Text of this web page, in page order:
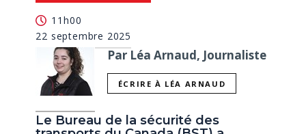
11h00
22 septembre 2025
Par Léa Arnaud, Journaliste
ÉCRIRE À LÉA ARNAUD
Le Bureau de la sécurité des